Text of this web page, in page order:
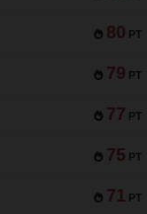
80 PT
79 PT
77 PT
75 PT
71 PT